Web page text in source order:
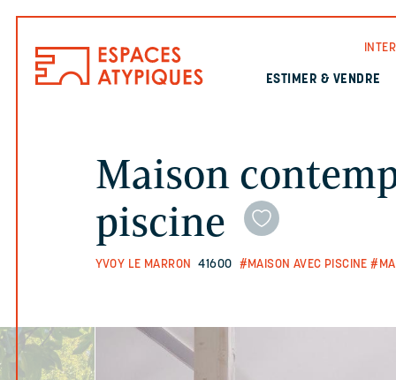
ESTIMER & VENDRE
Maison
piscine
YVOY LE MARRON 41600 #MAISON AVEC PISCINE